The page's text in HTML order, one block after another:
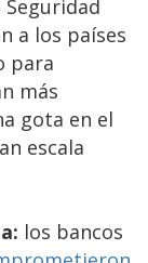
a los países
para
más
gota en el
escala
los bancos